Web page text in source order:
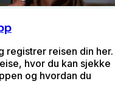
registrer reisen din her.
hvor du kan sjekke
og hvordan du